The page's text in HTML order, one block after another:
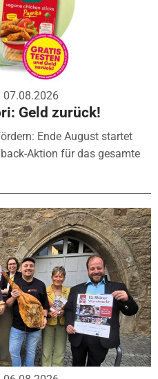
07.08.2026
Geld zurück!
Ende August startet
Aktion für das gesamte